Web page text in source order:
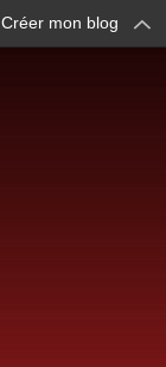
Créer mon blog